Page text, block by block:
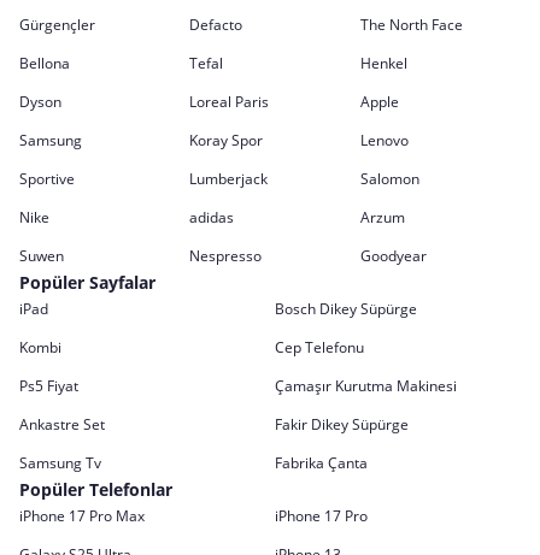
Gürgençler
Defacto
The North Face
Bellona
Tefal
Henkel
Dyson
Loreal Paris
Apple
Samsung
Koray Spor
Lenovo
Sportive
Lumberjack
Salomon
Nike
adidas
Arzum
Suwen
Nespresso Goodyear
Popüler Sayfalar
iPad
Bosch Dikey Süpürge
Kombi
Cep Telefonu
Ps5 Fiyat
Çamaşır Kurutma Makinesi
Ankastre Set
Fakir Dikey Süpürge
Samsung Tv
Fabrika Çanta
Popüler Telefonlar
iPhone 17 Pro Max
iPhone 17 Pro